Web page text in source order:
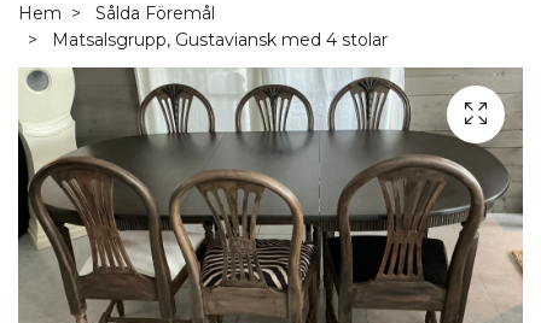
Hem
Sålda Föremål
Matsalsgrupp, Gustaviansk med 4 stolar